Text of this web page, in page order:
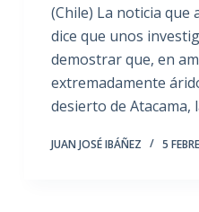
(Chile) La noticia que
dice que unos
demostrar que, en
extremadamente
desierto de Atacama,
JUAN JOSÉ IBÁÑEZ 5